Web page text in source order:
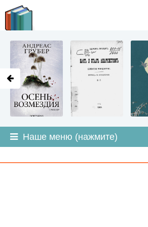
Наше меню (нажмите)
LITMIR.ORG